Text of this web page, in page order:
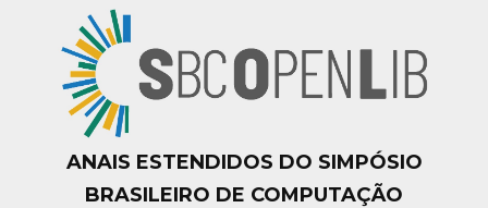
ANAIS ESTENDIDOS DO SIMPÓSIO
BRASILEIRO DE COMPUTAÇÃO